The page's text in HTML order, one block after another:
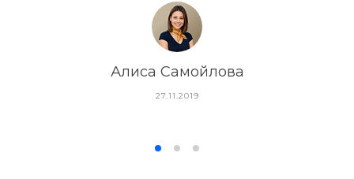
Алиса Самойлова
27.11.2019